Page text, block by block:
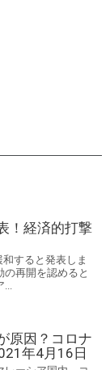
！経済的打撃
すると発表しま
の再開を認めると
原因？コロナ
年4月16日